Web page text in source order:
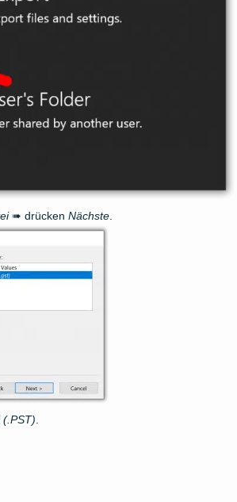
➠ drücken Nächste